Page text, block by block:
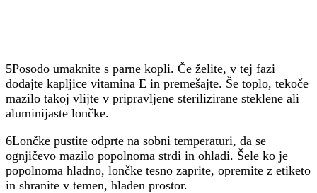
5Posodo umaknite s parne kopli. Če želite, v tej fazi
dodajte kapljice vitamina E in premešajte. Še toplo, tekoče
mazilo takoj vlijte v pripravljene sterilizirane steklene ali
aluminijaste lončke.
6Lončke pustite odprte na sobni temperaturi, da se
ognjičevo mazilo popolnoma strdi in ohladi. Šele ko je
popolnoma hladno, lončke tesno zaprite, opremite z etiketo
in shranite v temen, hladen prostor.